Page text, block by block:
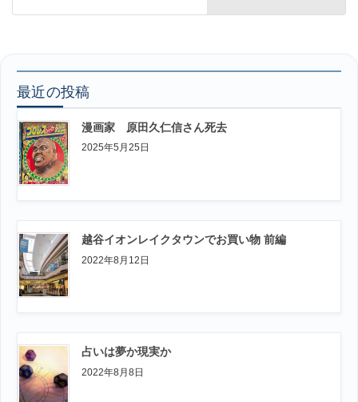
最近の投稿
漫画家 原田久仁信さん死去
2025年5月25日
越谷イオンレイクタウンでお買い物 前編
2022年8月12日
占いは夢か現実か
2022年8月8日